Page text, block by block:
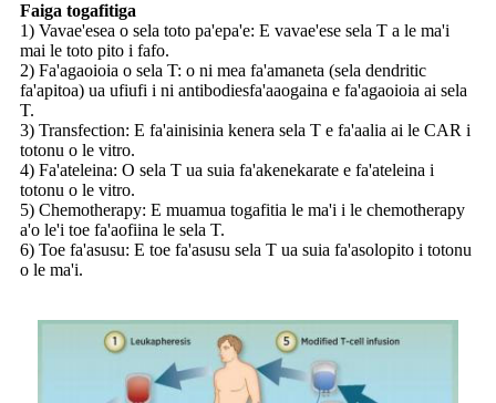
Faiga togafitiga
1) Vavae'esea o sela toto pa'epa'e: E vavae'ese sela T a le ma'i
mai le toto pito i fafo.
2) Fa'agaoioia o sela T: o ni mea fa'amaneta (sela dendritic
fa'apitoa) ua ufiufi i ni antibodiesfa'aaogaina e fa'agaoioia ai sela
T.
3) Transfection: E fa'ainisinia kenera sela T e fa'aalia ai le CAR i
totonu o le vitro.
4) Fa'ateleina: O sela T ua suia fa'akenekarate e fa'ateleina i
totonu o le vitro.
5) Chemotherapy: E muamua togafitia le ma'i i le chemotherapy
a'o le'i toe fa'aofiina le sela T.
6) Toe fa'asusu: E toe fa'asusu sela T ua suia fa'asolopito i totonu
o le ma'i.